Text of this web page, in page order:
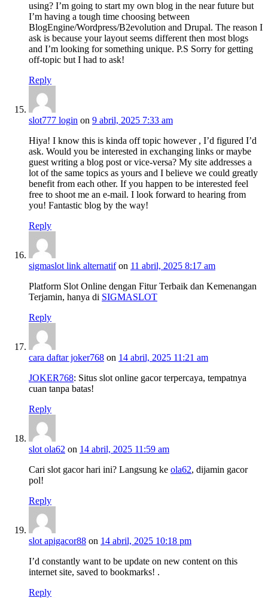
using? I’m going to start my own blog in the near future but
I’m having a tough time choosing between
BlogEngine/Wordpress/B2evolution and Drupal. The reason I
ask is because your layout seems different then most blogs
and I’m looking for something unique. P.S Sorry for getting
off-topic but I had to ask!
Reply
slot777 login on 9 abril, 2025 7:33 am
Hiya! I know this is kinda off topic however , I’d figured I’d
ask. Would you be interested in exchanging links or maybe
guest writing a blog post or vice-versa? My site addresses a
lot of the same topics as yours and I believe we could greatly
benefit from each other. If you happen to be interested feel
free to shoot me an e-mail. I look forward to hearing from
you! Fantastic blog by the way!
Reply
sigmaslot link alternatifon 11 abril, 2025 8:17 am
Platform Slot Online dengan Fitur Terbaik dan Kemenangan
Terjamin, hanya di SIGMASLOT
Reply
cara daftar joker768 on 14 abril, 2025 11:21 am
JOKER768: Situs slot online gacor terpercaya, tempatnya
cuan tanpa batas!
Reply
slot ola62 on 14 abril, 2025 11:59 am
Cari slot gacor hari ini? Langsung ke ola62, dijamin gacor
pol!
Reply
slot apigacor88 on 14 abril, 2025 10:18 pm
I’d constantly want to be update on new content on this
internet site, saved to bookmarks! .
Reply